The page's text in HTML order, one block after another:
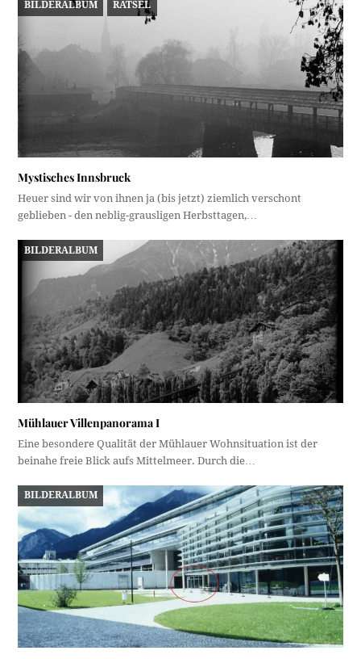
BILDERALBUM RÄTSEL
Mystisches Innsbruck
Heuer sind wir von ihnen ja (bis jetzt) ziemlich verschont
geblieben - den neblig-grausligen Herbsttagen,…
BILDERALBUM
Mühlauer Villenpanorama I
Eine besondere Qualität der Mühlauer Wohnsituation ist der
beinahe freie Blick aufs Mittelmeer. Durch die…
BILDERALBUM